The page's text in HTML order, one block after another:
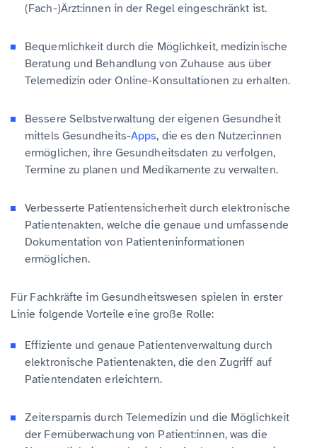
(Fach-)Ärzt:innen in der Regel eingeschränkt ist.
Bequemlichkeit durch die Möglichkeit, medizinische
Beratung und Behandlung von Zuhause aus über
Telemedizin oder Online-Konsultationen zu erhalten.
Bessere Selbstverwaltung der eigenen Gesundheit
mittels Gesundheits-Apps, die es den Nutzer:innen
ermöglichen, ihre Gesundheitsdaten zu verfolgen,
Termine zu planen und Medikamente zu verwalten.
Verbesserte Patientensicherheit durch elektronische
Patientenakten, welche die genaue und umfassende
Dokumentation von Patienteninformationen
ermöglichen.
Für Fachkräfte im Gesundheitswesen spielen in erster
Linie folgende Vorteile eine große Rolle:
Effiziente und genaue Patientenverwaltung durch
elektronische Patientenakten, die den Zugriff auf
Patientendaten erleichtern.
Zeitersparnis durch Telemedizin und die Möglichkeit
der Fernüberwachung von Patient:innen, was die